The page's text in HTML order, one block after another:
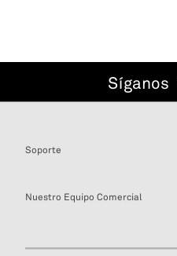
Síganos
Soporte
Nuestro Equipo Comercial